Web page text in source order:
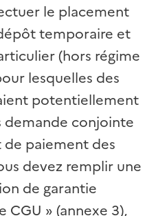
le placement
temporaire et
(hors régime
lesquelles des
potentiellement
demande conjointe
paiement des
devez remplir une
de garantie
CGU » (annexe 3),